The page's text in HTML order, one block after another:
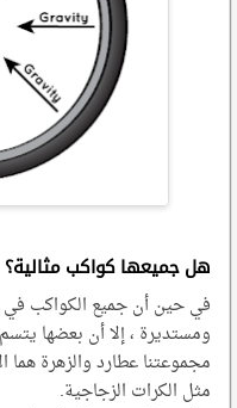
هل جميعها كواكب مثالية؟
في حين أن جميع الكواكب في
ومستديرة ، إلا أن بعضها يتسم
مجموعتنا عطارد والزهرة هما
مثل الكرات الزجاجية.